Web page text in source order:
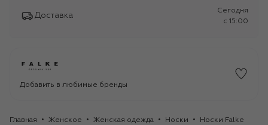
Доставка
Сегодня
c 15:00
Добавить в любимые бренды
Главная Женское Женская одежда Носки Носки Falke